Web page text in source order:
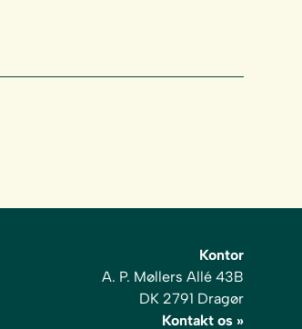
Kontor
A. P. Møllers Allé 43B
DK 2791 Dragør
Kontakt os »